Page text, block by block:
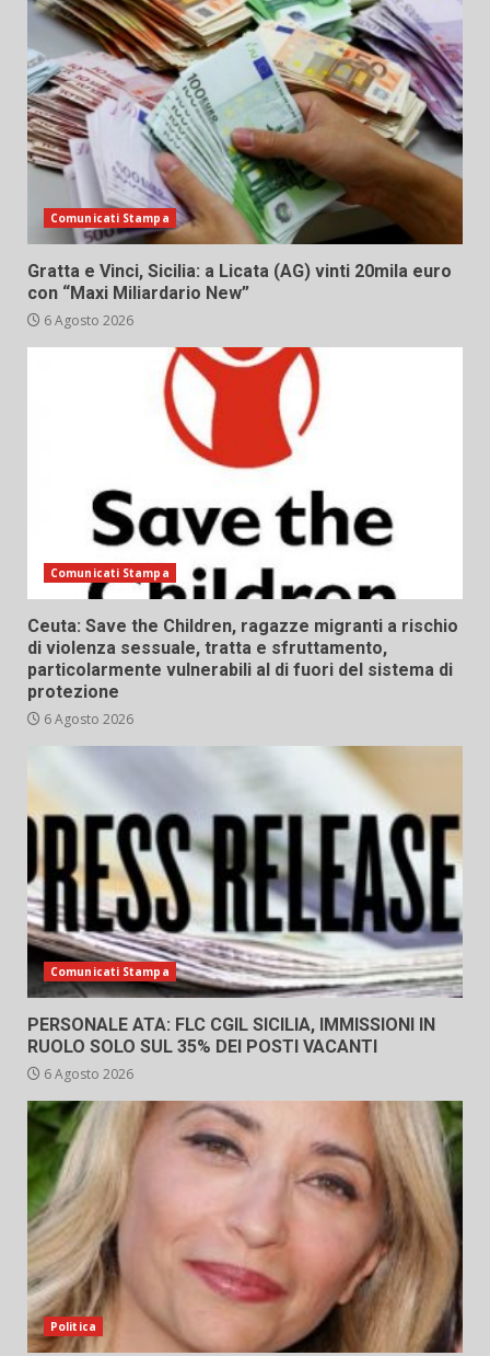
Comunicati Stampa
Gratta e Vinci, Sicilia: a Licata (AG) vinti 20mila euro
con “Maxi Miliardario New”
6 Agosto 2026
Comunicati Stampa
Ceuta: Save the Children, ragazze migranti a rischio
di violenza sessuale, tratta e sfruttamento,
particolarmente vulnerabili al di fuori del sistema di
protezione
6 Agosto 2026
Comunicati Stampa
PERSONALE ATA: FLC CGIL SICILIA, IMMISSIONI IN
RUOLO SOLO SUL 35% DEI POSTI VACANTI
6 Agosto 2026
Politica